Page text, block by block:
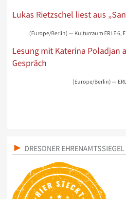
Lukas Rietzschel liest aus
(Europe/Berlin) — Kulturraum ERLE 6,
Lesung mit Katerina Poladjan
Gespräch
(Europe/Berlin) —
DRESDNER EHRENAMTSSIEGEL